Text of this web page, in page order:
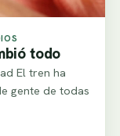
todo
El tren ha
gente de todas